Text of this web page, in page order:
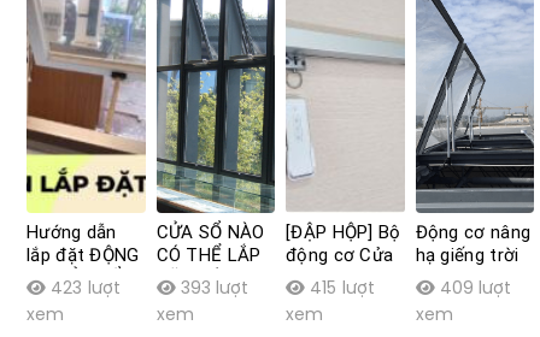
Hướng dẫn
lắp đặt ĐỘNG
CƠ CỬA SỔ
TỰ ĐỘNG tại
nhà
423 lượt
xem
CỬA SỔ NÀO
CÓ THỂ LẮP
ĐẶT ĐỘNG
CƠ CỬA SỔ
TỰ ĐỘNG?
393 lượt
xem
[ĐẬP HỘP] Bộ
động cơ Cửa
sổ trượt tự
động Movis
W-H35C
415 lượt
xem
Động cơ nâng
hạ giếng trời
thông minh
Movis
409 lượt
xem